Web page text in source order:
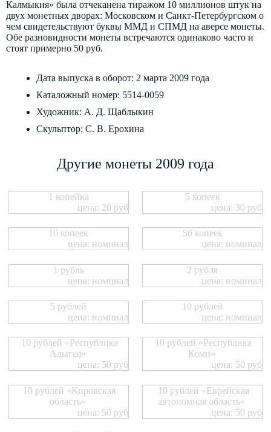
Калмыкия» была отчеканена тиражом 10 миллионов штук на
двух монетных дворах: Московском и Санкт-Петербургском о
чем свидетельствуют буквы ММД и СПМД на аверсе монеты.
Обе разновидности монеты встречаются одинаково часто и
стоят примерно 50 руб.
Дата выпуска в оборот: 2 марта 2009 года
Каталожный номер: 5514-0059
Художник: А. Д. Щаблыкин
Скульптор: С. В. Ерохина
Другие монеты 2009 года
1 копейка
цена: 20 руб
5 копеек
цена: 30 руб
10 копеек
цена: номинал
50 копеек
цена: номинал
1 рубль
цена: номинал
2 рубля
цена: номинал
5 рублей
цена: номинал
10 рублей
цена: номинал
10 рублей «Республика
Адыгея»
цена: 50 руб
10 рублей «Республика
Коми»
цена: 50 руб
10 рублей «Кировская
область»
цена: 50 руб
10 рублей «Еврейская
автономная область»
цена: 50 руб